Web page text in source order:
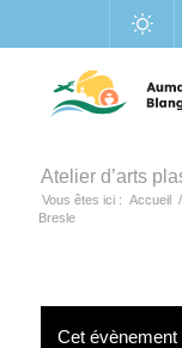
Atelier d’arts
Vous êtes ici : Accueil /
Bresle
Cet